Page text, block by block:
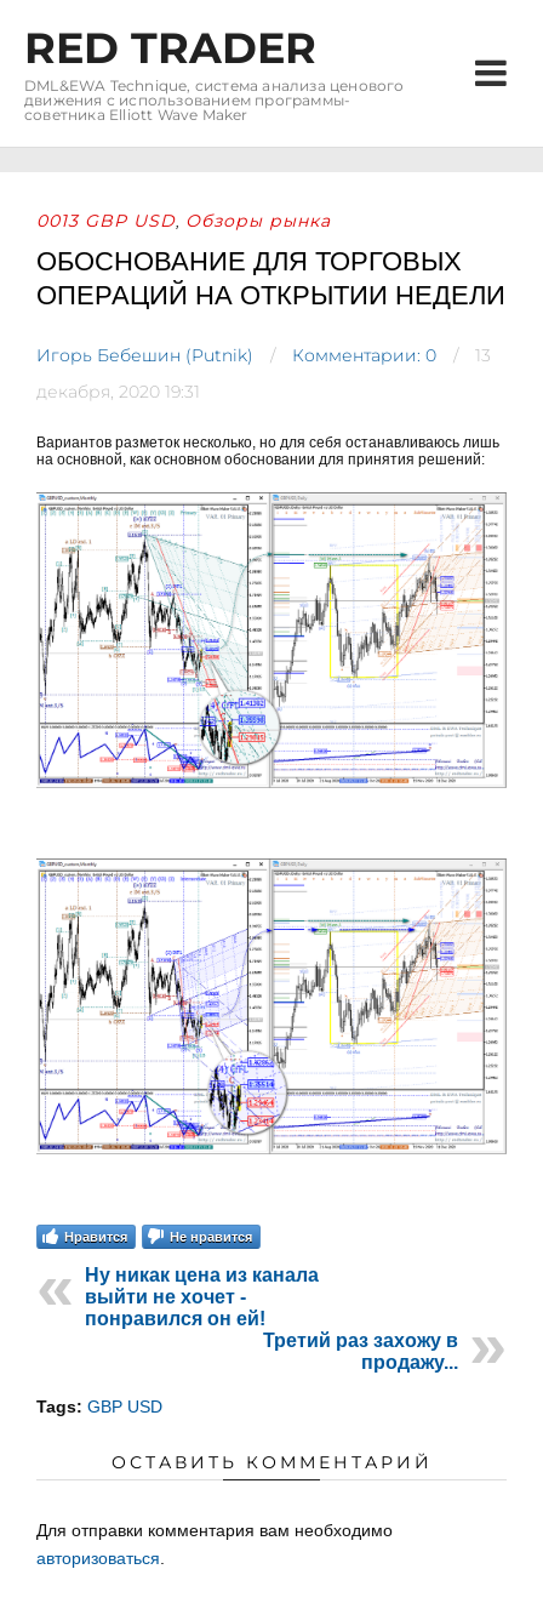
RED TRADER
DML&EWA Technique, система анализа ценового
движения с использованием программы-
советника Elliott Wave Maker
0013 GBP USD, Обзоры рынка
ОБОСНОВАНИЕ ДЛЯ ТОРГОВЫХ
ОПЕРАЦИЙ НА ОТКРЫТИИ НЕДЕЛИ
Игорь Бебешин (Putnik) Комментарии: 0
13
декабря, 2020 19:31
Вариантов разметок несколько, но для себя останавливаюсь лишь
на основной, как основном обосновании для принятия решений:
Нравится Не нравится
Ну никак цена из канала
выйти не хочет -
понравился он ей!
Третий раз захожу в
продажу...
Tags: GBP USD
ОСТАВИТЬ КОММЕНТАРИЙ
Для отправки комментария вам необходимо
авторизоваться